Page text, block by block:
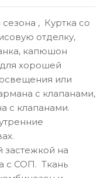
, Куртка со
отделку,
капюшон
хорошей
или
с клапанами,
с клапанами.
застежкой на
с СОП. Ткань